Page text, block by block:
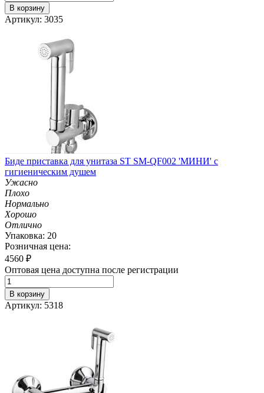
В корзину
Артикул: 3035
Биде приставка для унитаза ST SM-QF002 'МИНИ' с
гигиеническим душем
Ужасно
Плохо
Нормально
Хорошо
Отлично
Упаковка: 20
Розничная цена:
4560 ₽
Оптовая цена доступна после регистрации
В корзину
Артикул: 5318